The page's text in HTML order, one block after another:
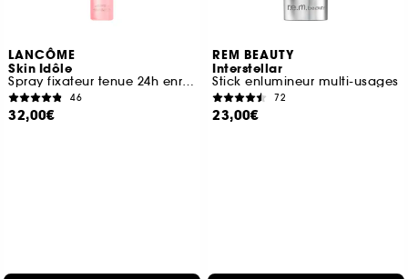
LANCÔME
Skin Idôle
Spray fixateur tenue 24h enrichi en acide hyaluronique
46
32,00€
REM BEAUTY
Interstellar
Stick enlumineur multi-usages
72
23,00€